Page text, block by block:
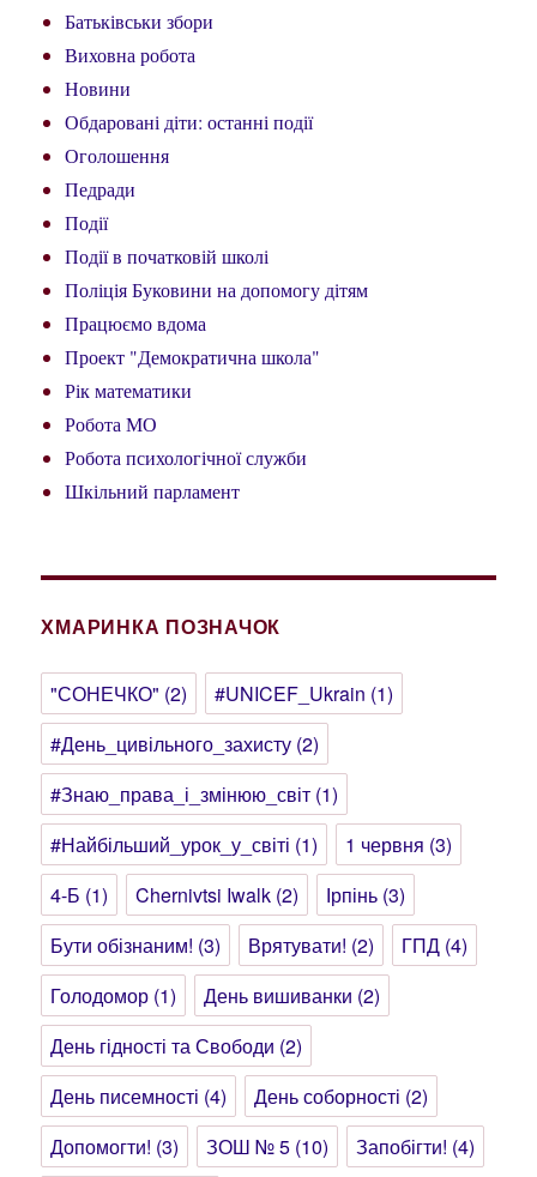
Батьківськи збори
Виховна робота
Новини
Обдаровані діти: останні події
Оголошення
Педради
Події
Події в початковій школі
Поліція Буковини на допомогу дітям
Працюємо вдома
Проект "Демократична школа"
Рік математики
Робота МО
Робота психологічної служби
Шкільний парламент
ХМАРИНКА ПОЗНАЧОК
"СОНЕЧКО" (2) #UNICEF_Ukrain (1)
#День_цивільного_захисту (2)
#Знаю_права_і_змінюю_світ (1)
#Найбільший_урок_у_світі (1) 1 червня (3)
4-Б (1) Chernivtsi Iwalk (2) Ірпінь (3)
Бути обізнаним! (3) Врятувати! (2) ГПД (4)
Голодомор (1) День вишиванки (2)
День гідності та Свободи (2)
День писемності (4) День соборності (2)
Допомогти! (3) ЗОШ № 5 (10) Запобігти! (4)